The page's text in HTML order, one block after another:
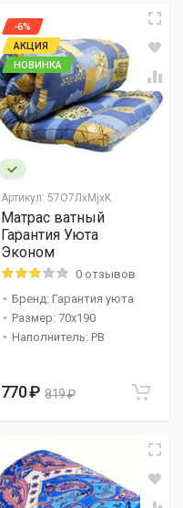
Артикул: 57О7ЛxMjхK
-6%
АКЦИЯ
НОВИНКА
Матрас ватный
Гарантия Уюта
Эконом
0 отзывов
Бренд: Гарантия уюта
Размер: 70x190
Наполнитель: РВ
770 ₽ 819 ₽